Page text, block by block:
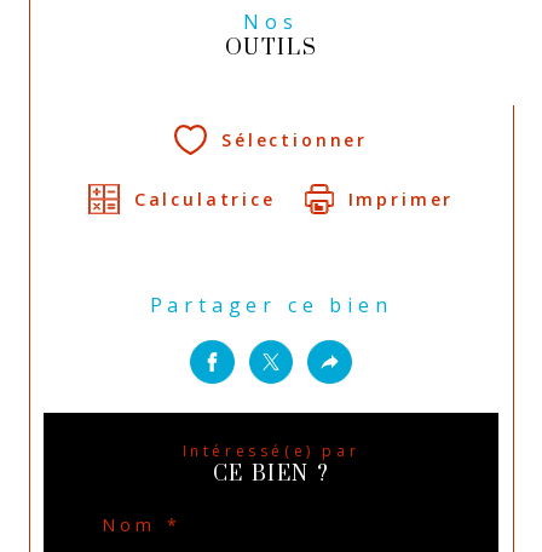
Nos
OUTILS
Sélectionner
Calculatrice Imprimer
Partager ce bien
Intéressé(e) par
CE BIEN ?
Nom *